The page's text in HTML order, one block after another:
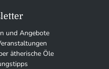
und Angebote
ätherische Öle